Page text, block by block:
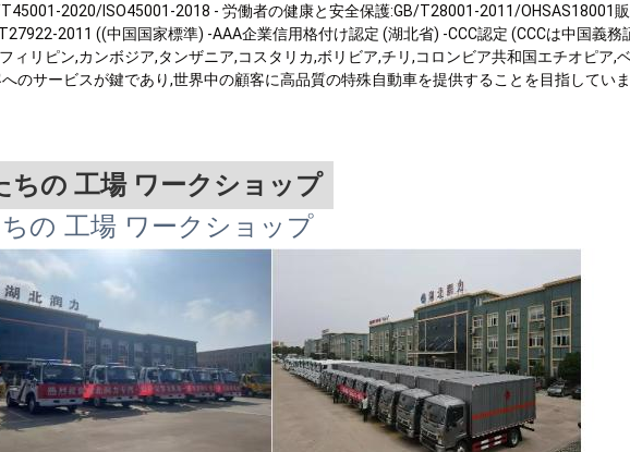
2020/ISO45001-2018 - 労働者の健康と安全保護:GB/T28001-2011/OHSAS18001
2011 ((中国国家標準) -AAA企業信用格付け認定 (湖北省) -CCC認定 (CCCは中国義
ィリピン,カンボジア,タンザニア,コスタリカ,ボリビア,チリ,コロンビア共和国エチオピア,
のサービスが鍵であり,世界中の顧客に高品質の特殊自動車を提供することを目指していま
ちの 工場 ワークショップ
の 工場 ワークショップ